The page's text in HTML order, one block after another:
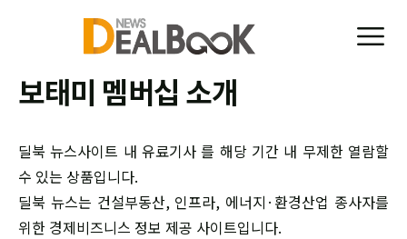
보태미 멤버십 소개
딜북 뉴스사이트 내 유료기사 를 해당 기간 내 무제한 열람할
수 있는 상품입니다.
딜북 뉴스는 건설부동산, 인프라, 에너지·환경산업 종사자를
위한 경제비즈니스 정보 제공 사이트입니다.